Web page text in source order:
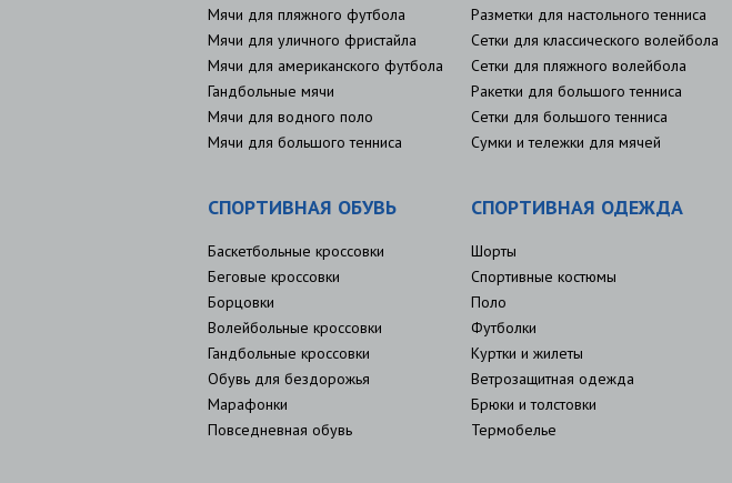
Мячи для пляжного футбола
Мячи для уличного фристайла
Мячи для американского футбола
Гандбольные мячи
Мячи для водного поло
Мячи для большого тенниса
Разметки для настольного тенниса
Сетки для классического волейбола
Сетки для пляжного волейбола
Ракетки для большого тенниса
Сетки для большого тенниса
Сумки и тележки для мячей
СПОРТИВНАЯ ОБУВЬ
Баскетбольные кроссовки
Беговые кроссовки
Борцовки
Волейбольные кроссовки
Гандбольные кроссовки
Обувь для бездорожья
Марафонки
Повседневная обувь
СПОРТИВНАЯ ОДЕЖДА
Шорты
Спортивные костюмы
Поло
Футболки
Куртки и жилеты
Ветрозащитная одежда
Брюки и толстовки
Термобелье